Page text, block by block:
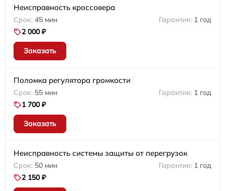
Неисправность кроссовера
45 мин
1 год
2 000 ₽
Заказать
Поломка регулятора громкости
55 мин
1 год
1 700 ₽
Заказать
Неисправность системы защиты от перегрузок
50 мин
1 год
2 150 ₽